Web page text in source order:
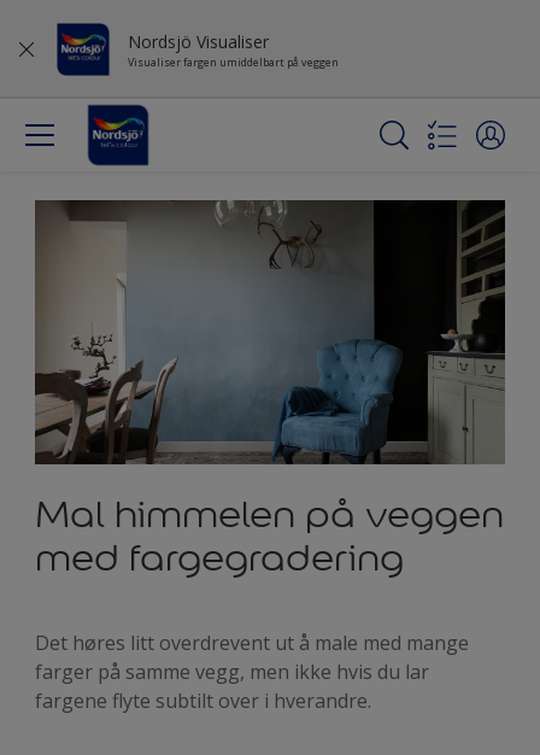
Nordsjö Visualiser
Visualiser fargen umiddelbart på veggen
Mal himmelen på veggen
med fargegradering
Det høres litt overdrevent ut å male med mange
farger på samme vegg, men ikke hvis du lar
fargene flyte subtilt over i hverandre.